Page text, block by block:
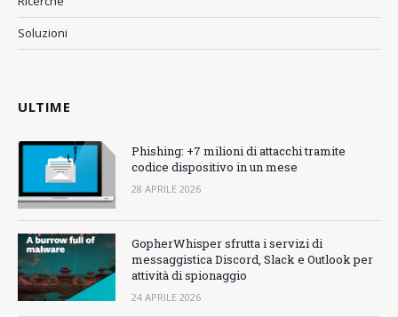
Soluzioni
ULTIME
Phishing: +7 milioni di attacchi tramite
codice dispositivo in un mese
28 APRILE 2026
GopherWhisper sfrutta i servizi di
messaggistica Discord, Slack e Outlook per
attività di spionaggio
24 APRILE 2026